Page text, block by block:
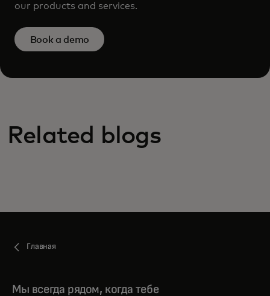
our products and services.
Book a demo
Related blogs
Главная
Мы всегда рядом, когда тебе